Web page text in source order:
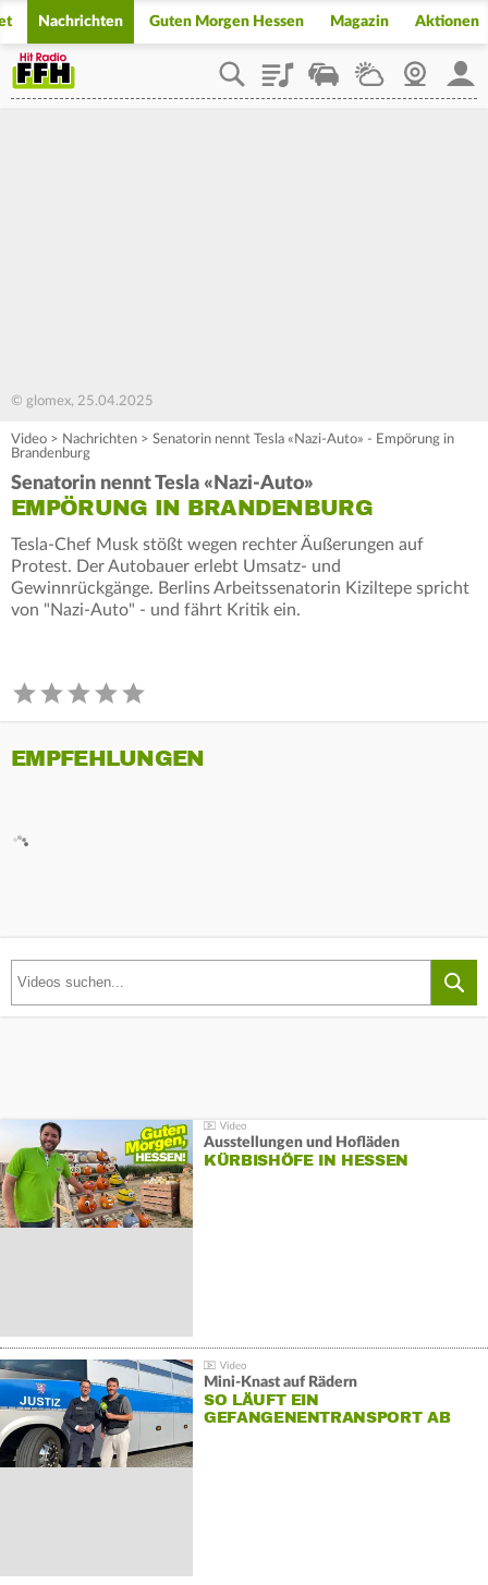
Nachrichten Guten Morgen Hessen Magazin Aktionen
PlaylistStaupilotWetterWebcam
© glomex, 25.04.2025
Video > Nachrichten > Senatorin nennt Tesla «Nazi-Auto» - Empörung in
Brandenburg
Senatorin nennt Tesla «Nazi-Auto»
EMPÖRUNG IN BRANDENBURG
Tesla-Chef Musk stößt wegen rechter Äußerungen auf
Protest. Der Autobauer erlebt Umsatz- und
Gewinnrückgänge. Berlins Arbeitssenatorin Kiziltepe spricht
von "Nazi-Auto" - und fährt Kritik ein.
EMPFEHLUNGEN
Ausstellungen und Hofläden
KÜRBISHÖFE IN HESSEN
Mini-Knast auf Rädern
SO LÄUFT EIN
GEFANGENENTRANSPORT AB